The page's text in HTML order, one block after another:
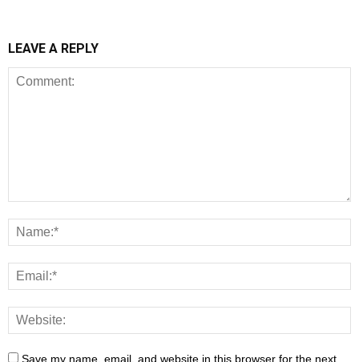
LEAVE A REPLY
Save my name, email, and website in this browser for the next